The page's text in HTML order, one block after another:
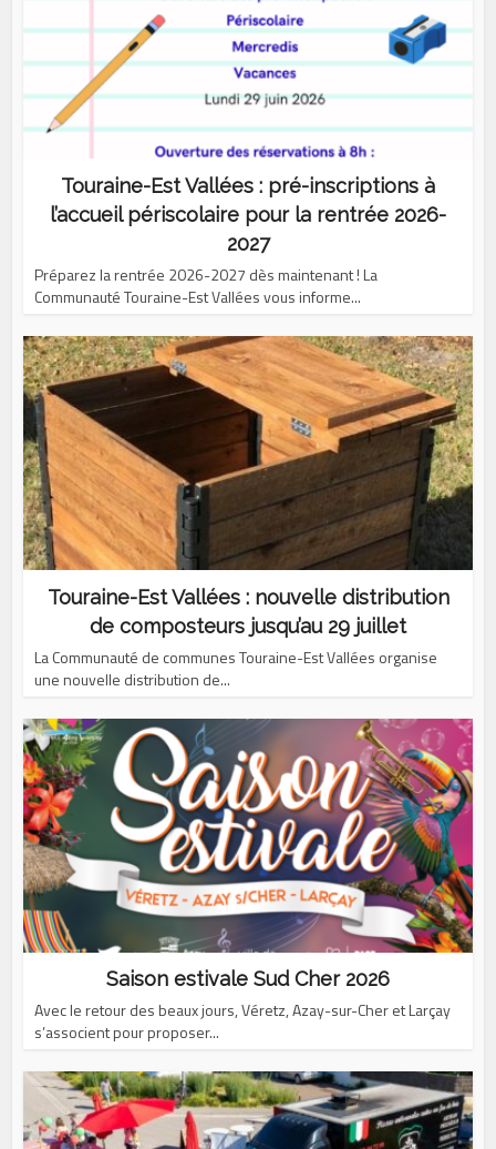
Touraine-Est Vallées : pré-inscriptions à
l’accueil périscolaire pour la rentrée 2026-
2027
Préparez la rentrée 2026-2027 dès maintenant ! La
Communauté Touraine-Est Vallées vous informe...
Touraine-Est Vallées : nouvelle distribution
de composteurs jusqu’au 29 juillet
La Communauté de communes Touraine-Est Vallées organise
une nouvelle distribution de...
Saison estivale Sud Cher 2026
Avec le retour des beaux jours, Véretz, Azay-sur-Cher et Larçay
s’associent pour proposer...